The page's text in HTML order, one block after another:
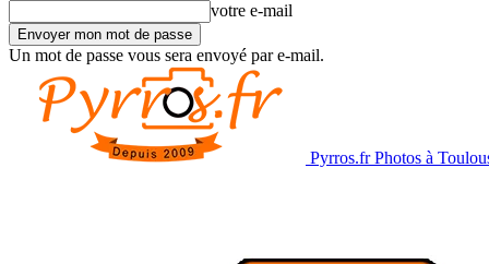
votre e-mail
Un mot de passe vous sera envoyé par e-mail.
Pyrros.fr Photos à